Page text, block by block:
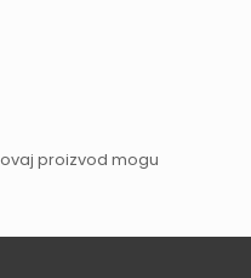
proizvod mogu